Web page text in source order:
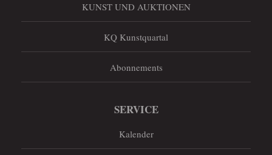
KUNST UND AUKTIONEN
KQ Kunstquartal
Abonnements
SERVICE
Kalender